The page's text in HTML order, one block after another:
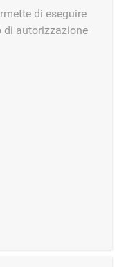
di eseguire
di autorizzazione